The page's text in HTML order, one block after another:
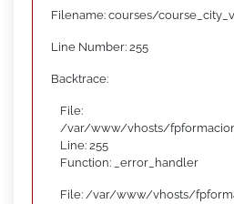
Filename: courses/
Line Number: 255
Backtrace:
File:
/var/www/vhosts/
Line: 255
Function: _error_handler
File: /var/www/vhosts/